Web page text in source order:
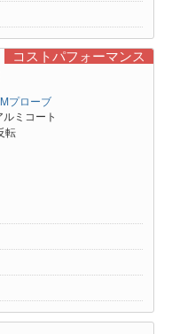
コストパフォーマンス
プローブ
ルミコート
転